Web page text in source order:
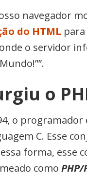
navegador
do HTML
o servidor
o
o
C. Esse
forma, esse
como PHP/